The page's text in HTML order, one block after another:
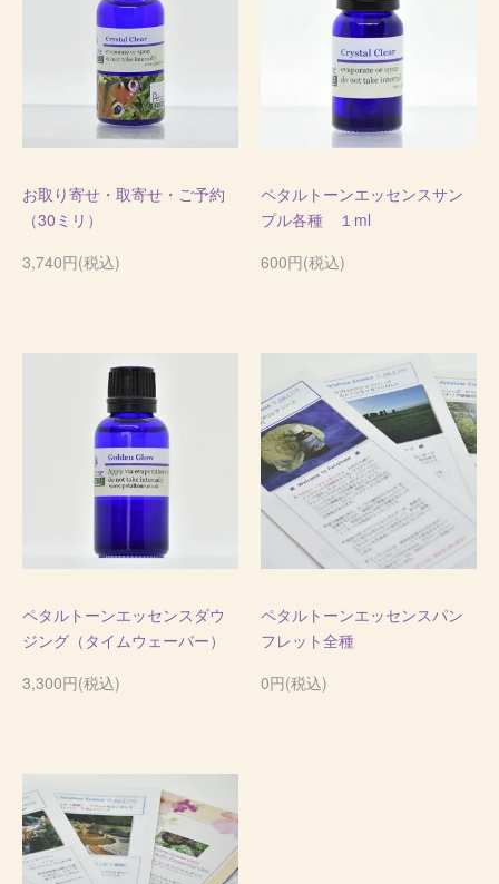
お取り寄せ・取寄せ・ご予約
（30ミリ）
3,740円(税込)
ペタルトーンエッセンスサン
プル各種 １ml
600円(税込)
ペタルトーンエッセンスダウ
ジング（タイムウェーバー）
3,300円(税込)
ペタルトーンエッセンスパン
フレット全種
0円(税込)